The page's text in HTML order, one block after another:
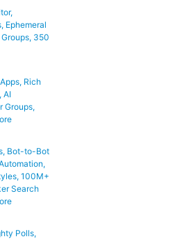
Ephemeral
350
Rich
AI
Groups,
Bot-to-Bot
100M+
Search
Polls,